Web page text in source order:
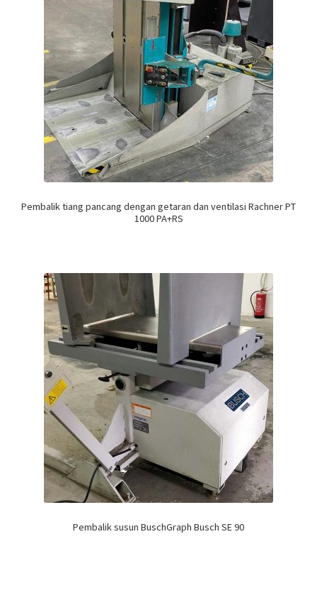
Pembalik tiang pancang dengan getaran dan ventilasi Rachner PT
1000 PA+RS
Pembalik susun BuschGraph Busch SE 90